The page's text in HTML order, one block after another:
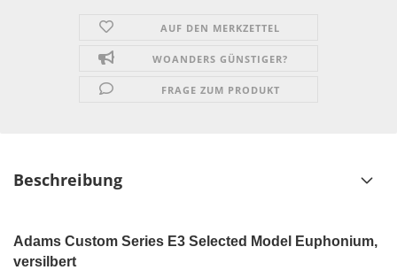
AUF DEN MERKZETTEL
WOANDERS GÜNSTIGER?
FRAGE ZUM PRODUKT
Beschreibung
Adams Custom Series E3 Selected Model Euphonium,
versilbert